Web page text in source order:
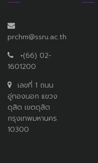
prchm@ssru.ac.th
+(66) 02-
1601200
เลขที่ 1 ถนน
อู่ทองนอก แขวง
ดุสิต เขตดุสิต
กรุงเทพมหานคร
10300